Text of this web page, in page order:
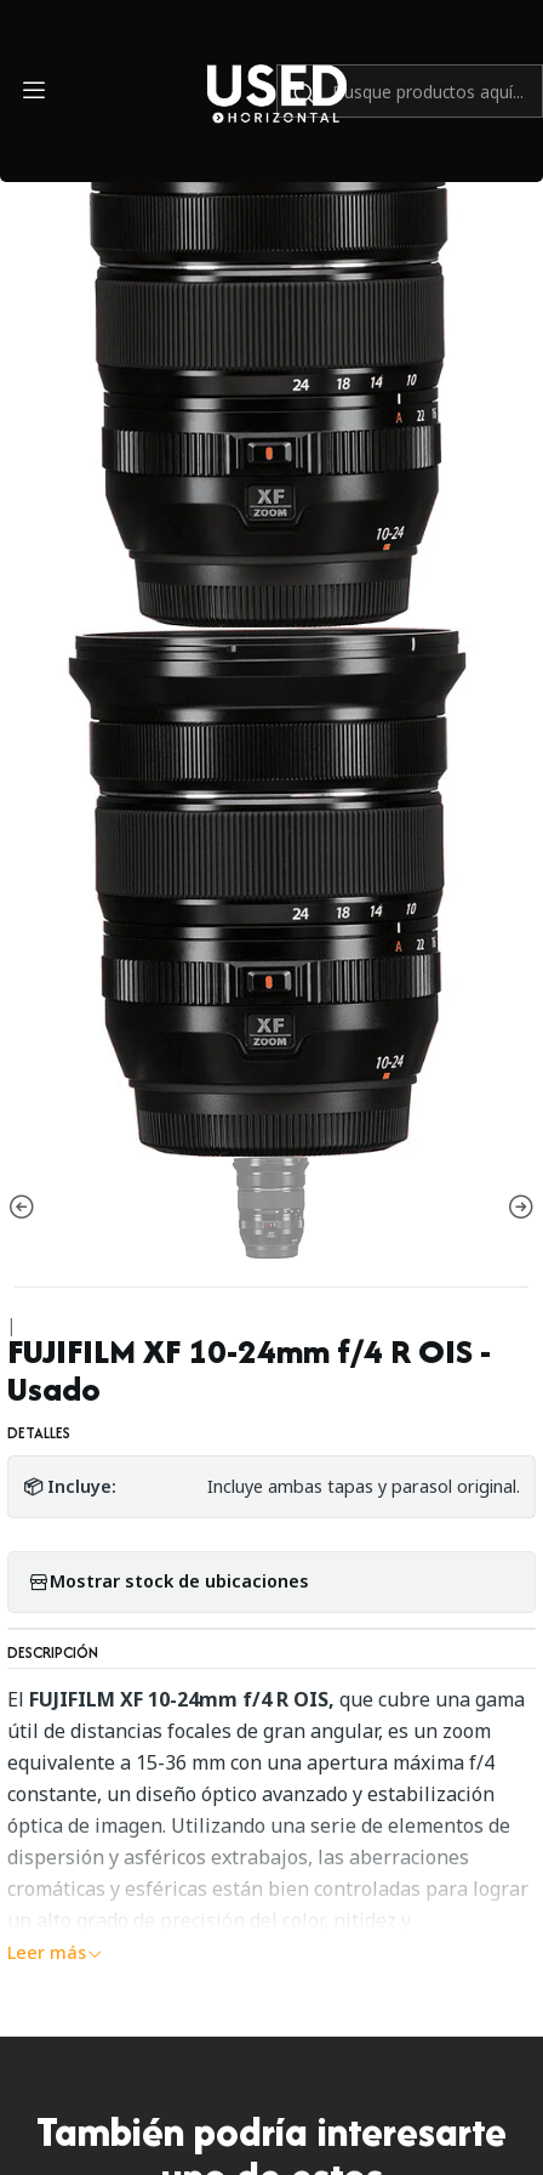
|
FUJIFILM XF 10-24mm f/4 R OIS -
Usado
DETALLES
📦 Incluye: Incluye ambas tapas y parasol original.
Mostrar stock de ubicaciones
DESCRIPCIÓN
El FUJIFILM XF 10-24mm f/4 R OIS, que cubre una gama
útil de distancias focales de gran angular, es un zoom
equivalente a 15-36 mm con una apertura máxima f/4
constante, un diseño óptico avanzado y estabilización
óptica de imagen. Utilizando una serie de elementos de
dispersión y asféricos extrabajos, las aberraciones
cromáticas y esféricas están bien controladas para lograr
un alto grado de precisión del color, nitidez y
representación precisa. Un recubrimiento Super EBC
en condiciones de iluminación fuertes. Beneficiando la
mejorar la nitidez al disparar de mano. Además, un motor
Leer más
También podría interesarte